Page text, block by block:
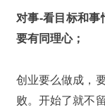
对事-看目标和事
要有同理心；
创业要么做成，
败。开始了就不